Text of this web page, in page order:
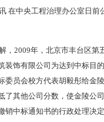
在中央工程治理办公室日前
，2009年，北京市丰台区第
装饰有限公司为达到中标目
委员会校方代表胡毅彤给金
了其他公司分数，使金陵公
销中标通知书的行政处理决